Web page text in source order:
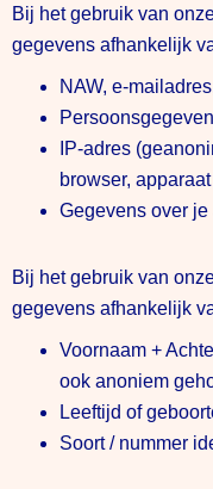
Bij het gebruik van
gegevens afhankelijk
NAW, e-
IP-adres
browser,
Gegevens over
Bij het gebruik van
gegevens afhankelijk
Voornaam +
ook anoniem
Leeftijd of
Soort / nummer